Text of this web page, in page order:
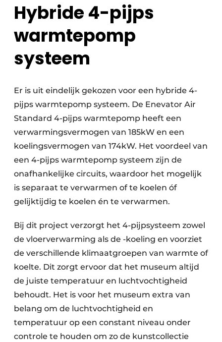
Hybride 4-pijps
warmtepomp
systeem
Er is uit eindelijk gekozen voor een hybride 4-
pijps warmtepomp systeem. De Enevator Air
Standard 4-pijps warmtepomp heeft een
verwarmingsvermogen van 185kW en een
koelingsvermogen van 174kW. Het voordeel van
een 4-pijps warmtepomp systeem zijn de
onafhankelijke circuits, waardoor het mogelijk
is separaat te verwarmen of te koelen óf
gelijktijdig te koelen én te verwarmen.
Bij dit project verzorgt het 4-pijpsysteem zowel
de vloerverwarming als de -koeling en voorziet
de verschillende klimaatgroepen van warmte of
koelte. Dit zorgt ervoor dat het museum altijd
de juiste temperatuur en luchtvochtigheid
behoudt. Het is voor het museum extra van
belang om de luchtvochtigheid en
temperatuur op een constant niveau onder
controle te houden om zo de kunstcollectie